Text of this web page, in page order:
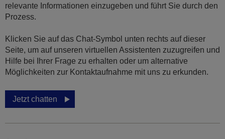
relevante Informationen einzugeben und führt Sie durch den
Prozess.
Klicken Sie auf das Chat-Symbol unten rechts auf dieser
Seite, um auf unseren virtuellen Assistenten zuzugreifen und
Hilfe bei Ihrer Frage zu erhalten oder um alternative
Möglichkeiten zur Kontaktaufnahme mit uns zu erkunden.
Jetzt chatten